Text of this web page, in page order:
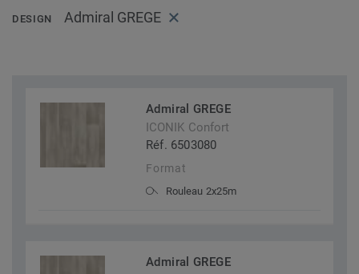
DESIGN Admiral GREGE
Admiral GREGE
ICONIK Confort
Réf. 6503080
Format
Rouleau 2x25m
Admiral GREGE